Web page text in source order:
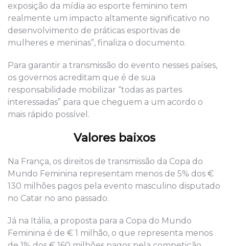
exposição da mídia ao esporte feminino tem
realmente um impacto altamente significativo no
desenvolvimento de práticas esportivas de
mulheres e meninas”, finaliza o documento.
Para garantir a transmissão do evento nesses países,
os governos acreditam que é de sua
responsabilidade mobilizar “todas as partes
interessadas” para que cheguem a um acordo o
mais rápido possível.
Valores baixos
Na França, os direitos de transmissão da Copa do
Mundo Feminina representam menos de 5% dos €
130 milhões pagos pela evento masculino disputado
no Catar no ano passado.
Já na Itália, a proposta para a Copa do Mundo
Feminina é de € 1 milhão, o que representa menos